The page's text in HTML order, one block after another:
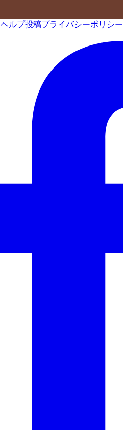
ヘルプ投稿プライバシーポリシー